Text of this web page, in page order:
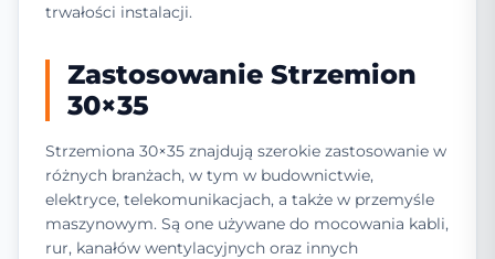
trwałości instalacji.
Zastosowanie Strzemion
30×35
Strzemiona 30×35 znajdują szerokie zastosowanie w
różnych branżach, w tym w budownictwie,
elektryce, telekomunikacjach, a także w przemyśle
maszynowym. Są one używane do mocowania kabli,
rur, kanałów wentylacyjnych oraz innych